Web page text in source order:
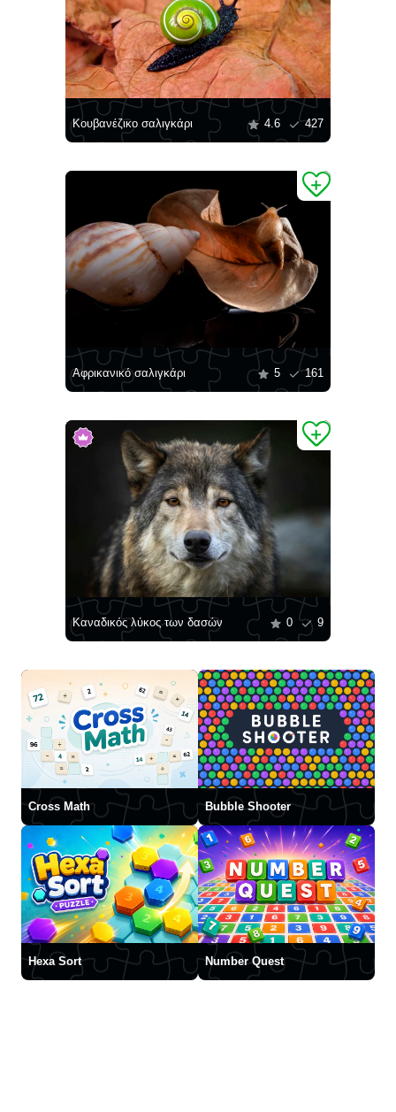
Κουβανέζικο σαλιγκάρι 4.6 427
Aφρικανικό σαλιγκάρι 5 161
Kαναδικός λύκος των δασών 0 9
Cross Math Bubble Shooter
Hexa Sort Number Quest